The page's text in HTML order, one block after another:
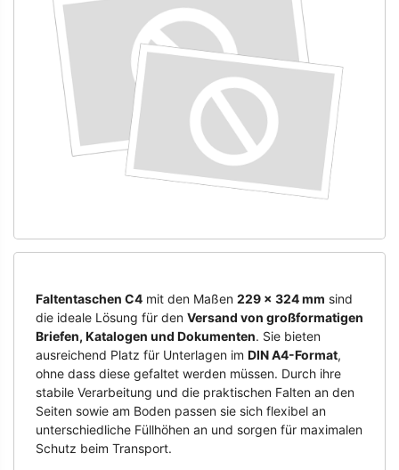
Faltentaschen C4mit den Maßen 229 x 324 mm sind
die ideale Lösung für den Versand von großformatigen
Briefen, Katalogen und Dokumenten. Sie bieten
ausreichend Platz für Unterlagen im DIN A4-Format,
ohne dass diese gefaltet werden müssen. Durch ihre
stabile Verarbeitung und die praktischen Falten an den
Seiten sowie am Boden passen sie sich flexibel an
unterschiedliche Füllhöhen an und sorgen für maximalen
Schutz beim Transport.